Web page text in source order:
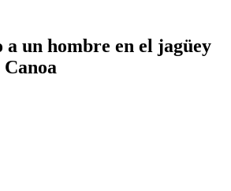
un hombre en el jagüey